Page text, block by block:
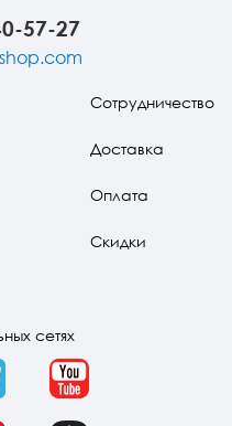
57-27
Сотрудничество
Доставка
Оплата
Скидки
сетях
YouTube